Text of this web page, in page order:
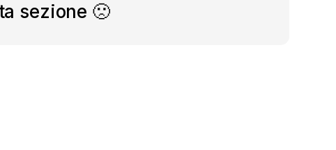
sezione 🙁